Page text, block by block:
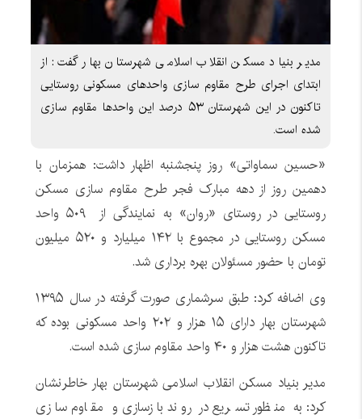
مدیر بنیاد مسکن انقلاب اسلامی شهرستان بهار گفت: از
ابتدای اجرای طرح مقاوم سازی واحدهای مسکونی روستایی
تاکنون در این شهرستان ۵۳ درصد این واحدها مقاوم سازی
شده است.
«حسین سماواتی» روز پنجشنبه اظهار داشت: همزمان با
دهمین روز از دهه مبارک فجر طرح مقاوم سازی مسکن
روستایی در روستای «روان» به نمایندگی از ۵۰۹ واحد
مسکن روستایی در مجموع با ۱۴۲ میلیارد و ۵۲۰ میلیون
تومان با حضور مسئولان بهره برداری شد.
وی اضافه کرد: طبق سرشماری صورت گرفته در سال ۱۳۹۵
شهرستان بهار دارای ۱۵ هزار و ۲۰۲ واحد مسکونی بوده که
تاکنون هشت هزار و ۴۰ واحد مقاوم سازی شده است.
مدیر بنیاد مسکن انقلاب اسلامی شهرستان بهار خاطرنشان
کرد: به منظور تسریع در روند بازسازی و مقاوم سازی